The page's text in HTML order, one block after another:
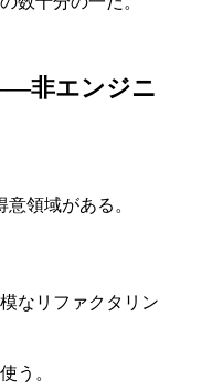
非エンジニ
領域がある。
なリファクタリン
う。